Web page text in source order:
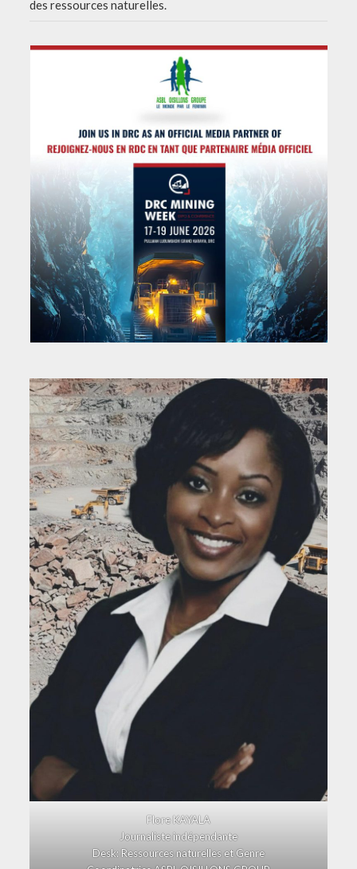
des ressources naturelles.
Flore KAYALA
Journaliste indépendante
Desk: Ressources naturelles et Genre